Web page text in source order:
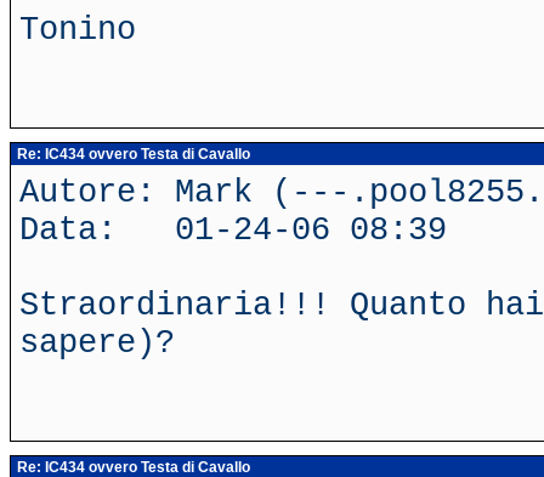
Tonino
Re: IC434 ovvero Testa di Cavallo
Autore: Mark (---
Data: 01-24-06 08:39
Straordinaria!!! Quanto
sapere)?
Re: IC434 ovvero Testa di Cavallo